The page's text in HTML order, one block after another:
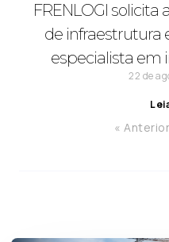
FRENLOGI solicita
de infraestrutura
especialista em
22 de
« Anterior